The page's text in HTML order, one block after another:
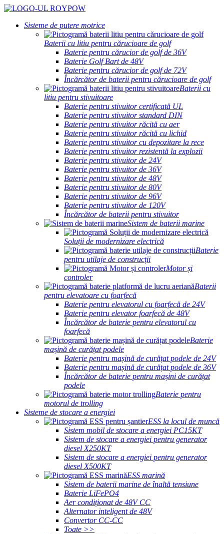
Sisteme de putere motrice
Baterii cu litiu pentru cărucioare de golf
Baterie pentru cărucior de golf de 36V
Baterie Golf Bart de 48V
Baterie pentru cărucior de golf de 72V
Încărcător de baterii pentru cărucioare de golf
Baterii cu
litiu pentru stivuitoare
Baterie pentru stivuitor certificată UL
Baterie pentru stivuitor standard DIN
Baterie pentru stivuitor răcită cu aer
Baterie pentru stivuitor răcită cu lichid
Baterie pentru stivuitor cu depozitare la rece
Baterie pentru stivuitor rezistentă la explozii
Baterie pentru stivuitor de 24V
Baterie pentru stivuitor de 36V
Baterie pentru stivuitor de 48V
Baterie pentru stivuitor de 80V
Baterie pentru stivuitor de 96V
Baterie pentru stivuitor de 120V
Încărcător de baterii pentru stivuitor
Sistem de baterii marine
Soluții de modernizare electrică
Baterie
pentru utilaje de construcții
Motor și
controler
Baterii
pentru elevatoare cu foarfecă
Baterie pentru elevatorul cu foarfecă de 24V
Baterie pentru elevator foarfecă de 48V
Încărcător de baterie pentru elevatorul cu
foarfecă
Baterie
mașină de curățat podele
Baterie pentru mașină de curățat podele de 24V
Baterie pentru mașină de curățat podele de 36V
Încărcător de baterie pentru mașini de curățat
podele
Baterie pentru
motorul de trolling
Sisteme de stocare a energiei
ESS la locul de muncă
Sistem mobil de stocare a energiei PC15KT
Sistem de stocare a energiei pentru generator
diesel X250KT
Sistem de stocare a energiei pentru generator
diesel X500KT
ESS marină
Sistem de baterii marine de înaltă tensiune
Baterie LiFePO4
Aer condiționat de 48V CC
Alternator inteligent de 48V
Convertor CC-CC
Toate >>